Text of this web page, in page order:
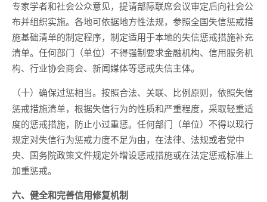
专家学者和社会公众意见，提请部际联席会议审定后向社会公
布并组织实施。各地可依据地方性法规，参照全国失信惩戒措
施基础清单的制定程序，制定适用于本地的失信惩戒措施补充
清单。任何部门（单位）不得强制要求金融机构、信用服务机
构、行业协会商会、新闻媒体等惩戒失信主体。
（十）确保过惩相当。 按照合法、关联、比例原则，依照失信
惩戒措施清单，根据失信行为的性质和严重程度，采取轻重适
度的惩戒措施，防止小过重惩。任何部门（单位）不得以现行
规定对失信行为惩戒力度不足为由，在法律、法规或者党中
央、国务院政策文件规定外增设惩戒措施或在法定惩戒标准上
加重惩戒。
六、健全和完善信用修复机制